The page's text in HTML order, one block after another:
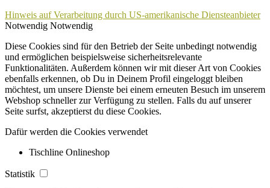
Hinweis auf Verarbeitung durch US-amerikanische Diensteanbieter
Notwendig Notwendig
Diese Cookies sind für den Betrieb der Seite unbedingt notwendig
und ermöglichen beispielsweise sicherheitsrelevante
Funktionalitäten. Außerdem können wir mit dieser Art von Cookies
ebenfalls erkennen, ob Du in Deinem Profil eingeloggt bleiben
möchtest, um unsere Dienste bei einem erneuten Besuch im unserem
Webshop schneller zur Verfügung zu stellen. Falls du auf unserer
Seite surfst, akzeptierst du diese Cookies.
Dafür werden die Cookies verwendet
Tischline Onlineshop
Statistik